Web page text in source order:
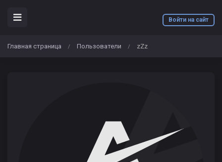
Войти на сайт
Главная страница / Пользователи / zZz